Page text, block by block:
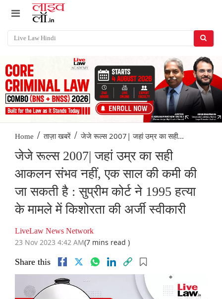
Home / ताज़ा खबरें / जेजे रूल्स 2007| जहां उम्र का सही...
जेजे रूल्स 2007| जहां उम्र का सही
आकलन संभव नहीं, एक साल की कमी की
जा सकती है : सुप्रीम कोर्ट ने 1995 हत्या
के मामले में किशोरता की अर्जी स्वीकारी
LiveLaw News Network
23 Nov 2023 4:42 AM(7 mins read )
Share this